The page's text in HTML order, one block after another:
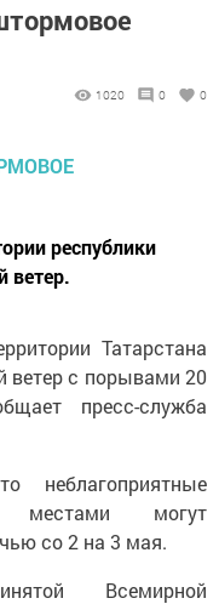
1020 0 0
республики
ветер.
Татарстана
с порывами 20
пресс-служба
неблагоприятные
местами могут
со 2 на 3 мая.
Всемирной